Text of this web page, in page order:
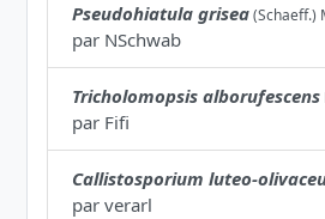
Pseudohiatula grisea(Schaeff.)
par NSchwab
Tricholomopsis alborufescens
par Fifi
Callistosporium luteo-
par verarl